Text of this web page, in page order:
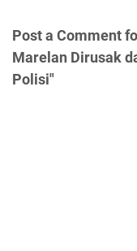
Post a Comment
Marelan Dirusak
Polisi"